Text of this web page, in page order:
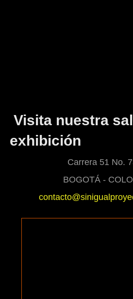
Visita nuestra
exhibición
Carrera 51 No.
BOGOTÁ -